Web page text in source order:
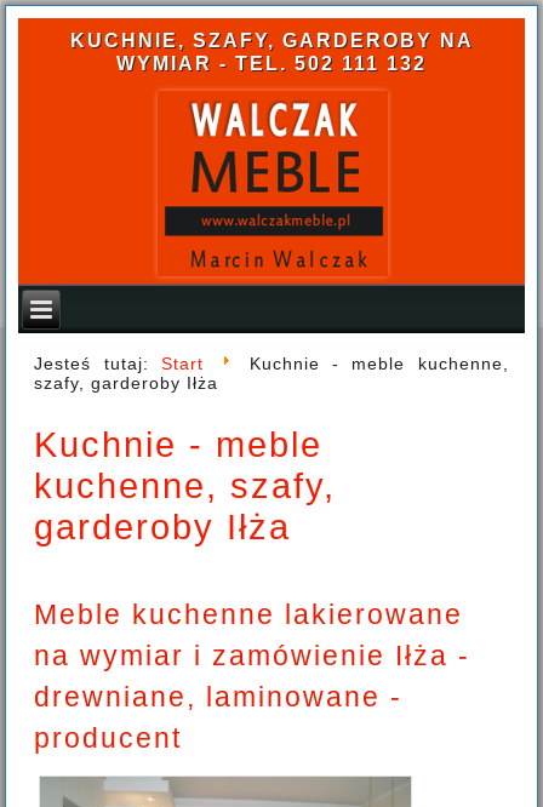
KUCHNIE, SZAFY, GARDEROBY NA
WYMIAR - TEL. 502 111 132
Jesteś tutaj:Start
Kuchnie - meble kuchenne,
szafy, garderoby Iłża
Kuchnie - meble
kuchenne, szafy,
garderoby Iłża
Meble kuchenne lakierowane
na wymiar i zamówienie Iłża -
drewniane, laminowane -
producent